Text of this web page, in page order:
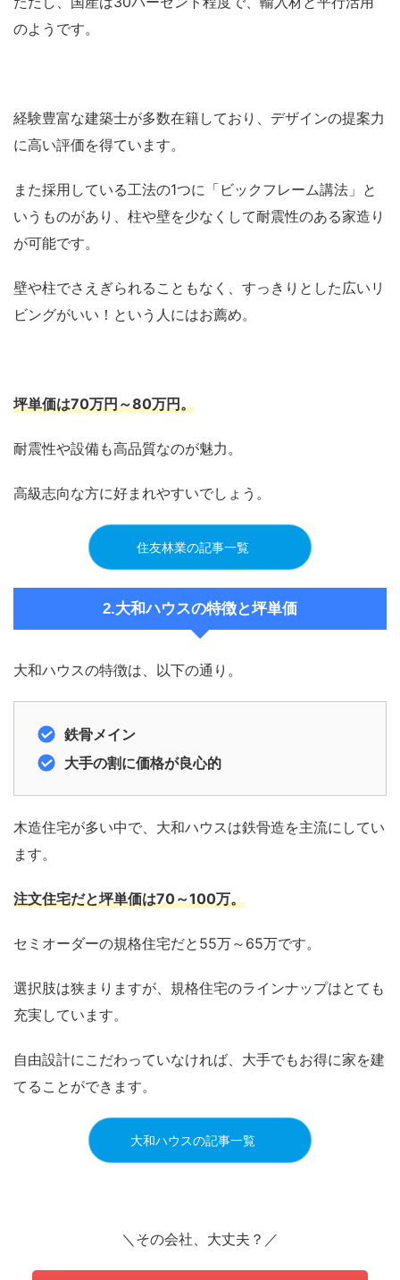
のようです。
経験豊富な建築士が多数在籍しており、デザインの提案力
に高い評価を得ています。
また採用している工法の1つに「ビックフレーム講法」と
いうものがあり、柱や壁を少なくして耐震性のある家造り
が可能です。
壁や柱でさえぎられることもなく、すっきりとした広いリ
ビングがいい！という人にはお薦め。
坪単価は70万円～80万円。
耐震性や設備も高品質なのが魅力。
高級志向な方に好まれやすいでしょう。
住友林業の記事一覧
2.大和ハウスの特徴と坪単価
大和ハウスの特徴は、以下の通り。
鉄骨メイン
大手の割に価格が良心的
木造住宅が多い中で、大和ハウスは鉄骨造を主流にしてい
ます。
注文住宅だと坪単価は70～100万。
セミオーダーの規格住宅だと55万～65万です。
選択肢は狭まりますが、規格住宅のラインナップはとても
充実しています。
自由設計にこだわっていなければ、大手でもお得に家を建
てることができます。
大和ハウスの記事一覧
＼その会社、大丈夫？／